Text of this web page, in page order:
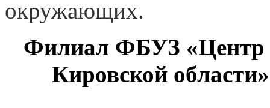
окружающих.
Филиал ФБУЗ «Центр
Кировской